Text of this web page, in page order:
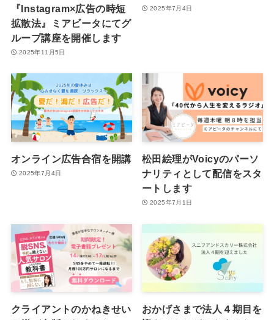
『Instagram×広告の時短
拡散法』ミアビータにてグ
ループ講座を開催します
2025年11月5日
2025年7月4日
オンライン広告合宿を開講
2025年7月4日
松田絵理がVoicyのパーソ
ナリティとして配信をスタ
ートします
2025年7月1日
クライアントのかねきせい
おかげさまで法人４期目を